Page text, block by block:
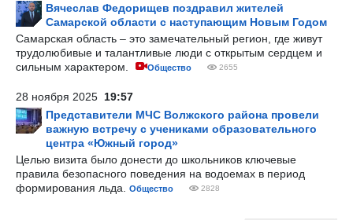
Вячеслав Федорищев поздравил жителей
Самарской области с наступающим Новым Годом
Самарская область – это замечательный регион, где живут
трудолюбивые и талантливые люди с открытым сердцем и
сильным характером.
Общество 2655
28 ноября 2025 19:57
Представители МЧС Волжского района провели
важную встречу с учениками образовательного
центра «Южный город»
Целью визита было донести до школьников ключевые
правила безопасного поведения на водоемах в период
формирования льда.
Общество 2828